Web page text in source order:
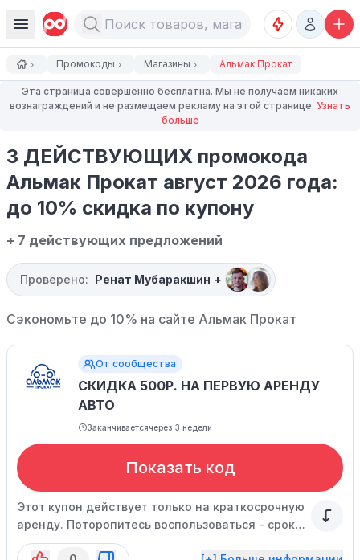
Промокоды Магазины Альмак Прокат
Эта страница совершенно бесплатна. Мы не получаем никаких
вознаграждений и не размещаем рекламу на этой странице. Узнать
больше
3 ДЕЙСТВУЮЩИХ промокода
Альмак Прокат август 2026 года:
до 10% скидка по купону
+ 7 действующих предложений
Проверено: Ренат Мубаракшин +
Сэкономьте до 10% на сайте Альмак Прокат
От сообщества
СКИДКА 500Р. НА ПЕРВУЮ АРЕНДУ
АВТО
Заканчиваетсячерез 3 недели
Показать код
Этот купон действует только на краткосрочную
аренду. Поторопитесь воспользоваться - срок
его действия ограничен.